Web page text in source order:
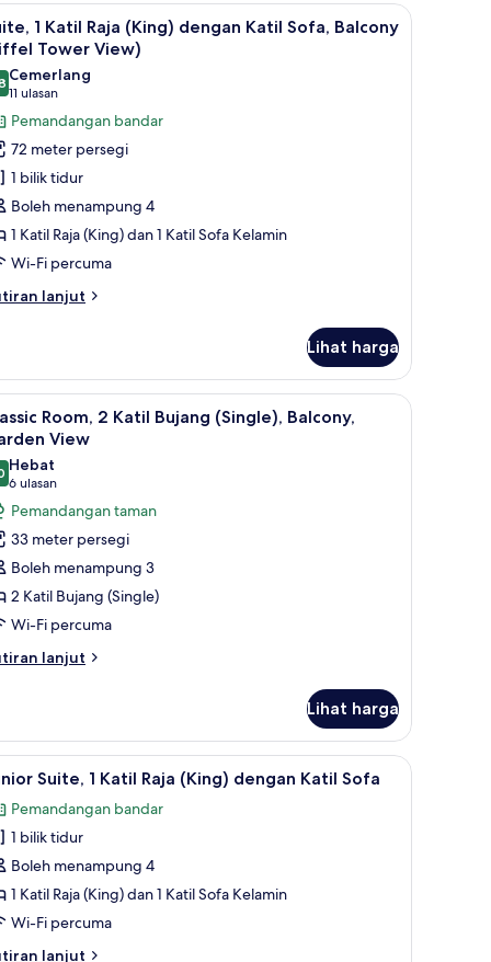
premium, peti besi dalam bilik, meja
Katil Sofa | Peralatan tempat tidur premium, peti besi dalam bilik, meja
4
1 Katil Raja (King) dengan Katil Sofa, Balcony
Tower View)
daripada 10
Cemerlang
11 ulasan
(11
ulasan)
Pemandangan bandar
72 meter persegi
1 bilik tidur
Boleh menampung 4
1 Katil Raja (King) dan 1 Katil Sofa Kelamin
Wi-Fi percuma
lanjut
Lihat harga
Garden View | Peralatan tempat tidur premium, peti besi dalam bilik, meja
Classic Room, 2 Katil Bujang (Single),
3
Room, 2 Katil Bujang (Single), Balcony,
View
daripada 10
Hebat
6 ulasan
(6
ulasan)
Pemandangan taman
33 meter persegi
Boleh menampung 3
2 Katil Bujang (Single)
Wi-Fi percuma
lanjut
Lihat harga
dalam bilik, meja Junior Suite, 1 Katil Raja (King) dengan
8 Suite, 1 Katil Raja (King) dengan Katil Sofa
Pemandangan bandar
1 bilik tidur
Boleh menampung 4
1 Katil Raja (King) dan 1 Katil Sofa Kelamin
Wi-Fi percuma
lanjut